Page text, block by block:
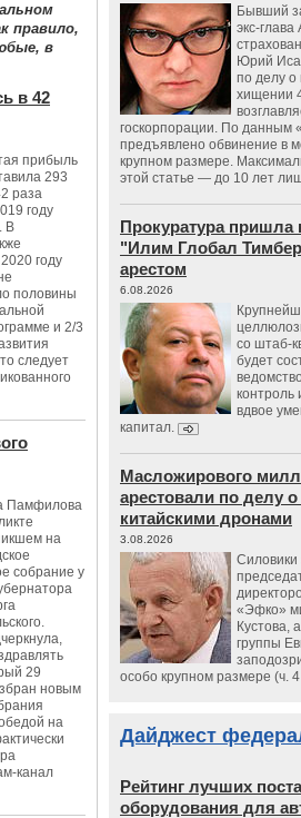
правило,
в
в 42
прибыль
293
раза
году
В
году
половины
и 2/3
следует
Памфилова
на
собрание у
29
новым
на
канал
Бывший
экс-глава
Юрий
по делу о
хищении
госкорпорации. По данным
предъявлено обвинение в
крупном размере.
этой статье — до 10 лет
Прокуратура пришла
"Илим Глобал
арестом
6.08.2026
со штаб-
будет
вдвое
капитал.
Масложирового
арестовали по делу
китайскими дронами
3.08.2026
Силовики
«Эфко»
Кустова,
группы
особо крупном размере (ч.
Дайджест
Рейтинг лучших
оборудования для